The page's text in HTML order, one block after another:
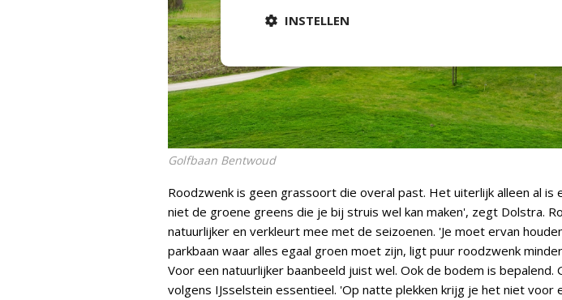
Golfbaan Bentwoud
Roodzwenk is geen grassoort die overal past. Het uiterlijk alleen al is
niet de groene greens die je bij struis wel kan maken', zegt Dolstra.
natuurlijker en verkleurt mee met de seizoenen. 'Je moet ervan
parkbaan waar alles egaal groen moet zijn, ligt puur roodzwenk
Voor een natuurlijker baanbeeld juist wel. Ook de bodem is bepalend.
volgens IJsselstein essentieel. 'Op natte plekken krijg je het niet voor
INSTELLEN